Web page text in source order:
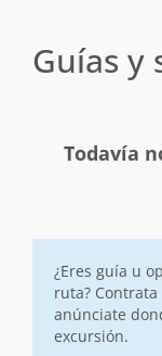
Guías y
Todavía
¿Eres guía u
ruta?
anúnciate
excursión.